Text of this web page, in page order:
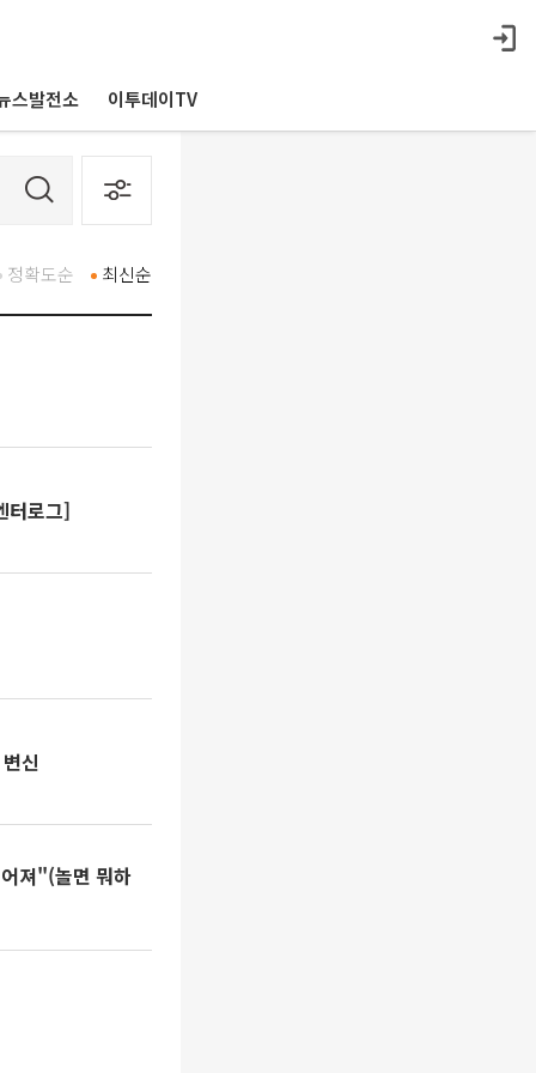
스발전소 이투데이TV
최신순
정확도순
터로그]
신
져"(놀면 뭐하